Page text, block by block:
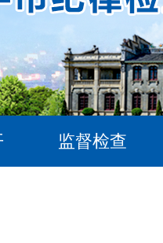
监督检查